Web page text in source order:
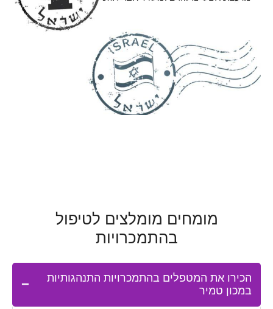
מומחים מומלצים לטיפול
בהתמכרויות
הכירו את המטפלים בהתמכרויות התנהגותיות
במכון טמיר